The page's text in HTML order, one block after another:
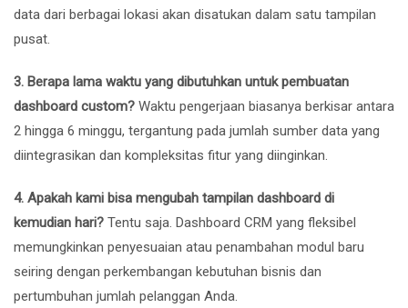
data dari berbagai lokasi akan disatukan dalam satu tampilan
pusat.
3. Berapa lama waktu yang dibutuhkan untuk pembuatan
dashboard custom? Waktu pengerjaan biasanya berkisar antara
2 hingga 6 minggu, tergantung pada jumlah sumber data yang
diintegrasikan dan kompleksitas fitur yang diinginkan.
4. Apakah kami bisa mengubah tampilan dashboard di
kemudian hari? Tentu saja. Dashboard CRM yang fleksibel
memungkinkan penyesuaian atau penambahan modul baru
seiring dengan perkembangan kebutuhan bisnis dan
pertumbuhan jumlah pelanggan Anda.